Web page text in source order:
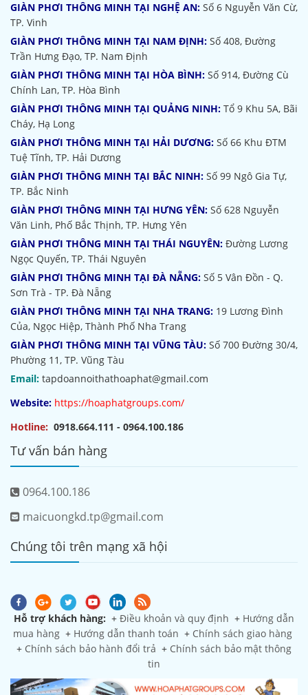
GIÀN PHƠI THÔNG MINH TẠI NGHỆ AN: Số 6 Nguyễn Văn Cừ,
TP. Vinh
GIÀN PHƠI THÔNG MINH TẠI NAM ĐỊNH: Số 408, Đường
Trần Hưng Đạo, TP. Nam Định
GIÀN PHƠI THÔNG MINH TẠI HÒA BÌNH: Số 914, Đường Cù
Chính Lan, TP. Hòa Bình
GIÀN PHƠI THÔNG MINH TẠI QUẢNG NINH: Tổ 9 Khu 5A, Bãi
Cháy, Hạ Long
GIÀN PHƠI THÔNG MINH TẠI HẢI DƯƠNG: Số 66 Khu ĐTM
Tuệ Tĩnh, TP. Hải Dương
GIÀN PHƠI THÔNG MINH TẠI BẮC NINH: Số 99 Ngô Gia Tự,
TP. Bắc Ninh
GIÀN PHƠI THÔNG MINH TẠI HƯNG YÊN: Số 628 Nguyễn
Văn Linh, Phố Bắc Thịnh, TP. Hưng Yên
GIÀN PHƠI THÔNG MINH TẠI THÁI NGUYÊN: Đường Lương
Ngọc Quyến, TP. Thái Nguyên
GIÀN PHƠI THÔNG MINH TẠI ĐÀ NẴNG: Số 5 Vân Đồn - Q.
Sơn Trà - TP. Đà Nẵng
GIÀN PHƠI THÔNG MINH TẠI NHA TRANG: 19 Lương Đình
Của, Ngọc Hiệp, Thành Phố Nha Trang
GIÀN PHƠI THÔNG MINH TẠI VŨNG TÀU: Số 700 Đường 30/4,
Phường 11, TP. Vũng Tàu
Email: tapdoannoithathoaphat@gmail.com
Website: https://hoaphatgroups.com/
Hotline: 0918.664.111 - 0964.100.186
Tư vấn bán hàng
0964.100.186
maicuongkd.tp@gmail.com
Chúng tôi trên mạng xã hội
Hỗ trợ khách hàng: + Điều khoản và quy định + Hướng dẫn
mua hàng + Hướng dẫn thanh toán + Chính sách giao hàng
+ Chính sách bảo hành đổi trả + Chính sách bảo mật thông
tin